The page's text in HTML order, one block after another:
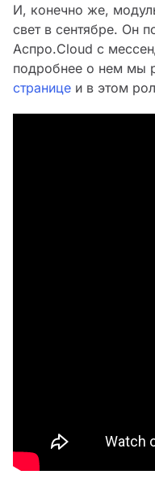
И, конечно же,
свет в сентябре. Он
Аспро.Cloud с
подробнее о нем мы
странице и в этом